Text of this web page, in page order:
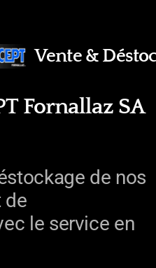
Vente &
Fornallaz SA
de nos
de
le service en